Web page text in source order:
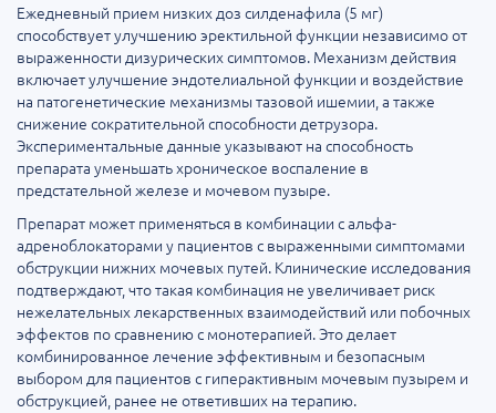
Ежедневный прием низких доз силденафила (5 мг)
способствует улучшению эректильной функции независимо от
выраженности дизурических симптомов. Механизм действия
включает улучшение эндотелиальной функции и воздействие
на патогенетические механизмы тазовой ишемии, а также
снижение сократительной способности детрузора.
Экспериментальные данные указывают на способность
препарата уменьшать хроническое воспаление в
предстательной железе и мочевом пузыре.
Препарат может применяться в комбинации с альфа-
адреноблокаторами у пациентов с выраженными симптомами
обструкции нижних мочевых путей. Клинические исследования
подтверждают, что такая комбинация не увеличивает риск
нежелательных лекарственных взаимодействий или побочных
эффектов по сравнению с монотерапией. Это делает
комбинированное лечение эффективным и безопасным
выбором для пациентов с гиперактивным мочевым пузырем и
обструкцией, ранее не ответивших на терапию.